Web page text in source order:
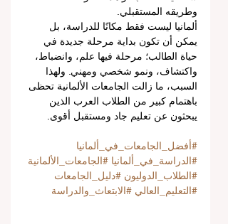
وطريقه المستقبلي.
ألمانيا ليست فقط مكانًا للدراسة، بل
يمكن أن تكون بداية مرحلة جديدة في
حياة الطالب؛ مرحلة فيها علم، وانضباط،
واكتشاف، ونمو شخصي ومهني. ولهذا
السبب، ما زالت الجامعات الألمانية تحظى
باهتمام كبير من الطلاب العرب الذين
يبحثون عن تعليم جاد ومستقبل أقوى.
#أفضل_الجامعات_في_ألمانيا
#الدراسة_في_ألمانيا #الجامعات_الألمانية
#الطلاب_الدوليون #دليل_الجامعات
#التعليم_العالي #الابتعاث_والدراسة